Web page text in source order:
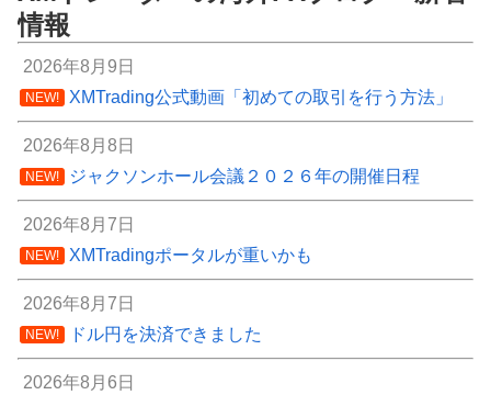
情報
2026年8月9日
NEW! XMTrading公式動画「初めての取引を行う方法」
2026年8月8日
NEW! ジャクソンホール会議２０２６年の開催日程
2026年8月7日
NEW! XMTradingポータルが重いかも
2026年8月7日
NEW! ドル円を決済できました
2026年8月6日